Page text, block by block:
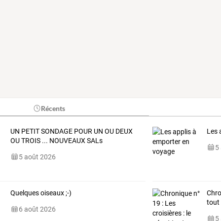
Récents
UN PETIT SONDAGE POUR UN OU DEUX
OU TROIS ... NOUVEAUX SALs
5 août 2026
Les
5
Quelques oiseaux ;-)
6 août 2026
tout
5